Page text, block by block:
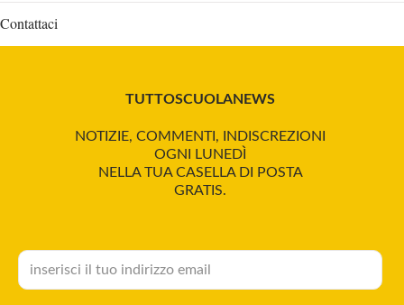
Contattaci
TUTTOSCUOLANEWS
NOTIZIE, COMMENTI, INDISCREZIONI
OGNI LUNEDÌ
NELLA TUA CASELLA DI POSTA
GRATIS.